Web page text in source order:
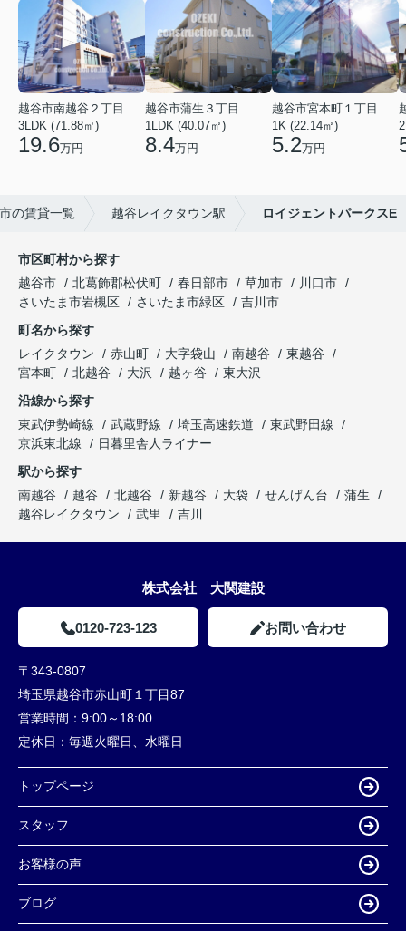
越谷市南越谷２丁目
3LDK (71.88㎡)
19.6万円
越谷市蒲生３丁目
1LDK (40.07㎡)
8.4万円
越谷市宮本町１丁目
1K (22.14㎡)
5.2万円
の賃貸一覧 越谷レイクタウン駅 ロイジェントパークスE
市区町村から探す
越谷市
北葛飾郡松伏町 春日部市 草加市
川口市
さいたま市岩槻区
さいたま市緑区
吉川市
町名から探す
レイクタウン
赤山町 大字袋山 南越谷
東越谷
宮本町
北越谷 大沢 越ヶ谷
東大沢
沿線から探す
東武伊勢崎線
武蔵野線 埼玉高速鉄道
東武野田線
京浜東北線
日暮里舎人ライナー
駅から探す
南越谷
越谷 北越谷 新越谷 大袋 せんげん台
蒲生
越谷レイクタウン
武里 吉川
株式会社 大関建設
0120-723-123 お問い合わせ
〒343-0807
埼玉県越谷市赤山町１丁目87
営業時間： 9:00～18:00
定休日： 毎週火曜日、水曜日
トップページ
スタッフ
お客様の声
ブログ